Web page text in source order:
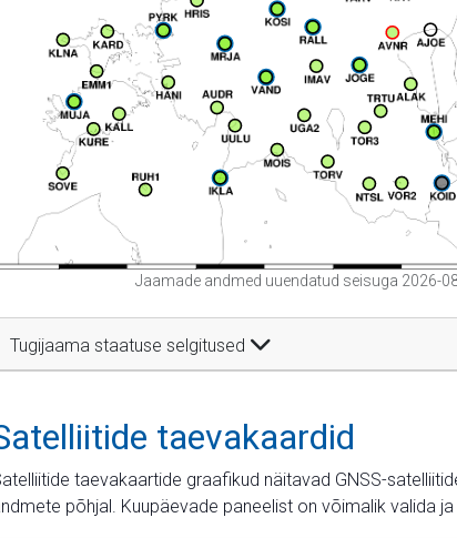
Jaamade andmed uuendatud seisuga 2026-
Tugijaama staatuse selgitused
taevakaardid
taevakaartide graafikud näitavad GNSS-
põhjal. Kuupäevade paneelist on võimalik valida